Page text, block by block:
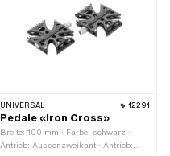
UNIVERSAL 12291
Pedale «Iron Cross»
Breite: 100 mm · Farbe: schwarz ·
Antrieb: Aussenzweikant · Antrieb: